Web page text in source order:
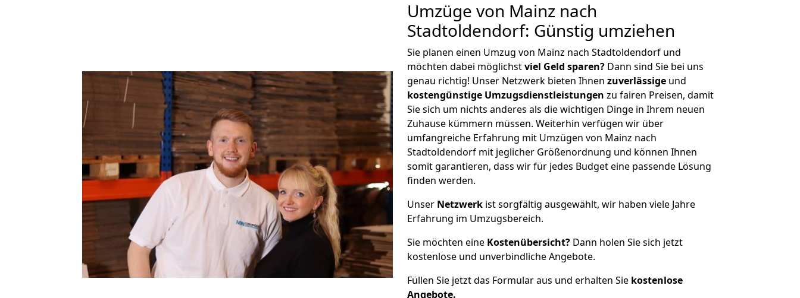
Umzüge von Mainz nach
Stadtoldendorf: Günstig umziehen
Sie planen einen Umzug von Mainz nach Stadtoldendorf und
möchten dabei möglichstviel Geld sparen? Dann sind Sie bei uns
genau richtig! Unser Netzwerk bieten Ihnen zuverlässige und
kostengünstige Umzugsdienstleistungen zu fairen Preisen, damit
Sie sich um nichts anderes als die wichtigen Dinge in Ihrem neuen
Zuhause kümmern müssen. Weiterhin verfügen wir über
umfangreiche Erfahrung mit Umzügen von Mainz nach
Stadtoldendorf mit jeglicher Größenordnung und können Ihnen
somit garantieren, dass wir für jedes Budget eine passende Lösung
finden werden.
Unser Netzwerk ist sorgfältig ausgewählt, wir haben viele Jahre
Erfahrung im Umzugsbereich.
Sie möchten eine Kostenübersicht? Dann holen Sie sich jetzt
kostenlose und unverbindliche Angebote.
Füllen Sie jetzt das Formular aus und erhalten Sie kostenlose
Angebote.